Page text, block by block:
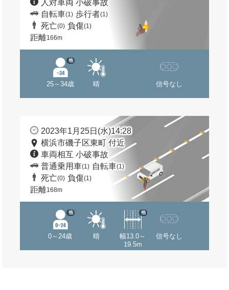
人対車両 小破事故
自転車(1) 歩行者(1)
死亡(0) 負傷(1)
距離166m
25～34歳
他
晴 信号なし
2023年1月25日(水)14:28
横浜市磯子区東町 付近
車両相互 小破事故
普通乗用車(1) 自転車(1)
死亡(0) 負傷(1)
距離168m
0～24歳
他
晴
幅13.0～
19.5m
他
信号なし